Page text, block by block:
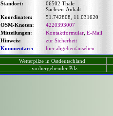
Standort:
06502 Thale
Sachsen-Anhalt
Koordinaten:
51.742808, 11.031620
OSM-Knoten:
4220393007
Mitteilungen:
Kontaktformular E-Mail
Hinweis:
zur Sicherheit
Kommentare:
hier abgeben/ansehen
Wetterpilze in Ostdeutschland
...vorhergehender Pilz